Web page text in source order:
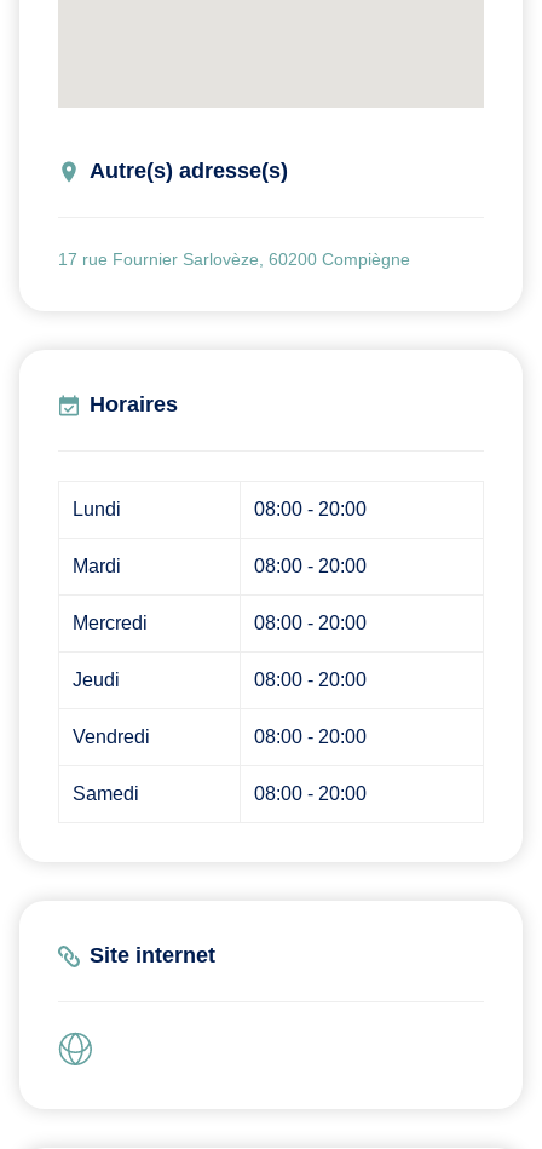
Autre(s) adresse(s)
17 rue Fournier Sarlovèze, 60200 Compiègne
Horaires
Lundi 08:00 - 20:00
Mardi 08:00 - 20:00
Mercredi 08:00 - 20:00
Jeudi 08:00 - 20:00
Vendredi 08:00 - 20:00
Samedi 08:00 - 20:00
Site internet